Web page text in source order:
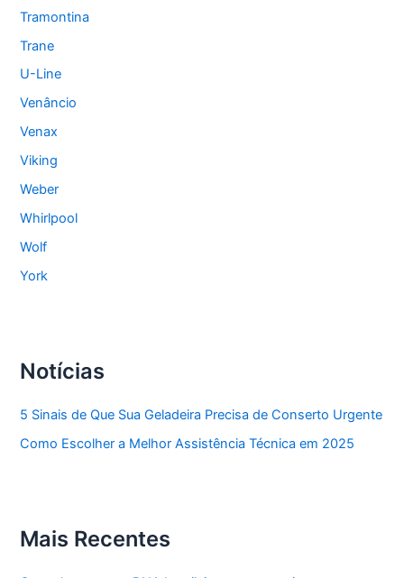
Tramontina
Trane
U-Line
Venâncio
Venax
Viking
Weber
Whirlpool
Wolf
York
Notícias
5 Sinais de Que Sua Geladeira Precisa de Conserto Urgente
Como Escolher a Melhor Assistência Técnica em 2025
Mais Recentes